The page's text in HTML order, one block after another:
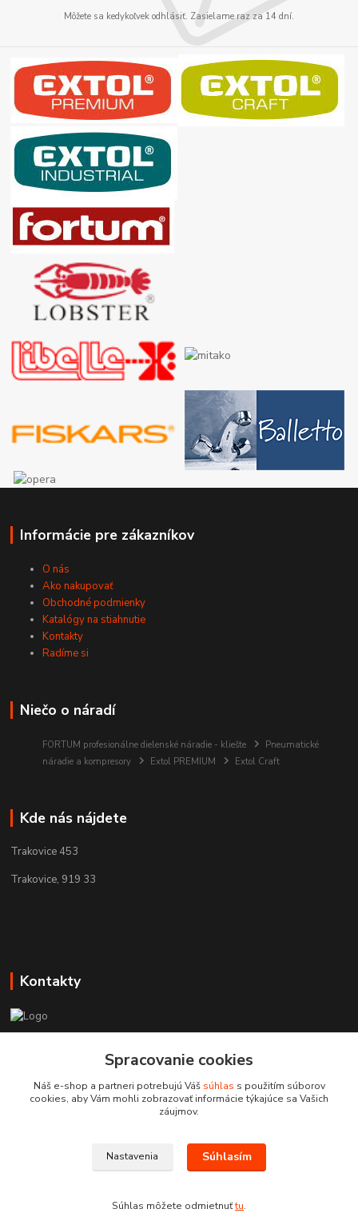
Môžete sa kedykoľvek odhlásiť. Zasielame raz za 14 dní.
Informácie pre zákazníkov
O nás
Ako nakupovať
Obchodné podmienky
Katalógy na stiahnutie
Kontakty
Radíme si
Niečo o náradí
FORTUM profesionálne dielenské náradie - kliešte
Pneumatické
náradie a kompresory
Extol PREMIUM Extol Craft
Kde nás nájdete
Trakovice 453
Trakovice, 919 33
Kontakty
+421 903 204 273
info@toolshop.sk
Spracovanie cookies
Náš e-shop a partneri potrebujú Váš súhlas s použitím súborov
cookies, aby Vám mohli zobrazovať informácie týkajúce sa Vašich
záujmov.
Nastavenia Súhlasím
Súhlas môžete odmietnuťtu.